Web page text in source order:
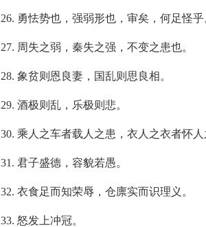
26. 勇怯势也，强弱形也，审矣，何足怪乎
27. 周失之弱，秦失之强，不变之患也。
28. 象贫则恩良妻，国乱则思良相。
29. 酒极则乱，乐极则悲。
30. 乘人之车者载人之患，衣人之衣者怀
31. 君子盛德，容貌若愚。
32. 衣食足而知荣辱，仓廪实而识理义。
33. 怒发上冲冠。